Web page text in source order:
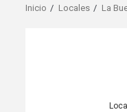
Inicio Locales La